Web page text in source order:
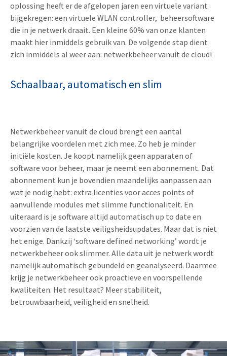
oplossing heeft er de afgelopen jaren een virtuele variant
bijgekregen: een virtuele WLAN controller, beheersoftware
die in je netwerk draait. Een kleine 60% van onze klanten
maakt hier inmiddels gebruik van. De volgende stap dient
zich inmiddels al weer aan: netwerkbeheer vanuit de cloud!
Schaalbaar, automatisch en slim
Netwerkbeheer vanuit de cloud brengt een aantal
belangrijke voordelen met zich mee. Zo heb je minder
initiële kosten. Je koopt namelijk geen apparaten of
software voor beheer, maar je neemt een abonnement. Dat
abonnement kun je bovendien maandelijks aanpassen aan
wat je nodig hebt: extra licenties voor acces points of
aanvullende modules met slimme functionaliteit. En
uiteraard is je software altijd automatisch up to date en
voorzien van de laatste veiligsheidsupdates. Maar dat is niet
het enige. Dankzij ‘software defined networking’ wordt je
netwerkbeheer ook slimmer. Alle data uit je netwerk wordt
namelijk automatisch gebundeld en geanalyseerd. Daarmee
krijg je netwerkbeheer ook proactieve en voorspellende
kwaliteiten. Het resultaat? Meer stabiliteit,
betrouwbaarheid, veiligheid en snelheid.